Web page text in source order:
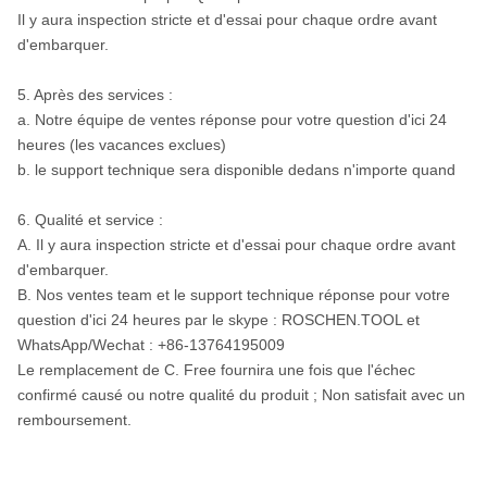
Il y aura inspection stricte et d'essai pour chaque ordre avant
d'embarquer.
5. Après des services :
a. Notre équipe de ventes réponse pour votre question d'ici 24
heures (les vacances exclues)
b. le support technique sera disponible dedans n'importe quand
6. Qualité et service :
A. Il y aura inspection stricte et d'essai pour chaque ordre avant
d'embarquer.
B. Nos ventes team et le support technique réponse pour votre
question d'ici 24 heures par le skype : ROSCHEN.TOOL et
WhatsApp/Wechat : +86-13764195009
Le remplacement de C. Free fournira une fois que l'échec
confirmé causé ou notre qualité du produit ; Non satisfait avec un
remboursement.